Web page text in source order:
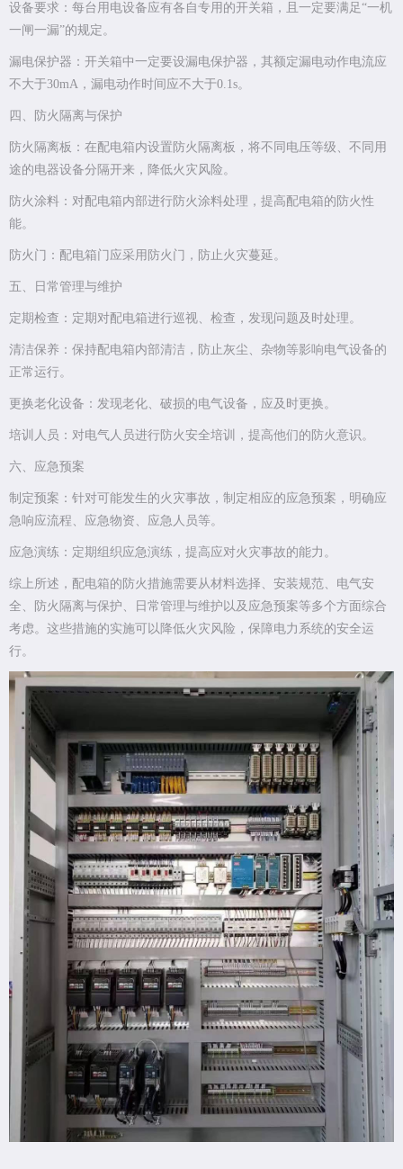
设备要求：每台用电设备应有各自专用的开关箱，且一定要满足“一机
一闸一漏”的规定。
漏电保护器：开关箱中一定要设漏电保护器，其额定漏电动作电流应
不大于30mA，漏电动作时间应不大于0.1s。
四、防火隔离与保护
防火隔离板：在配电箱内设置防火隔离板，将不同电压等级、不同用
途的电器设备分隔开来，降低火灾风险。
防火涂料：对配电箱内部进行防火涂料处理，提高配电箱的防火性
能。
防火门：配电箱门应采用防火门，防止火灾蔓延。
五、日常管理与维护
定期检查：定期对配电箱进行巡视、检查，发现问题及时处理。
清洁保养：保持配电箱内部清洁，防止灰尘、杂物等影响电气设备的
正常运行。
更换老化设备：发现老化、破损的电气设备，应及时更换。
培训人员：对电气人员进行防火安全培训，提高他们的防火意识。
六、应急预案
制定预案：针对可能发生的火灾事故，制定相应的应急预案，明确应
急响应流程、应急物资、应急人员等。
应急演练：定期组织应急演练，提高应对火灾事故的能力。
综上所述，配电箱的防火措施需要从材料选择、安装规范、电气安
全、防火隔离与保护、日常管理与维护以及应急预案等多个方面综合
考虑。这些措施的实施可以降低火灾风险，保障电力系统的安全运
行。